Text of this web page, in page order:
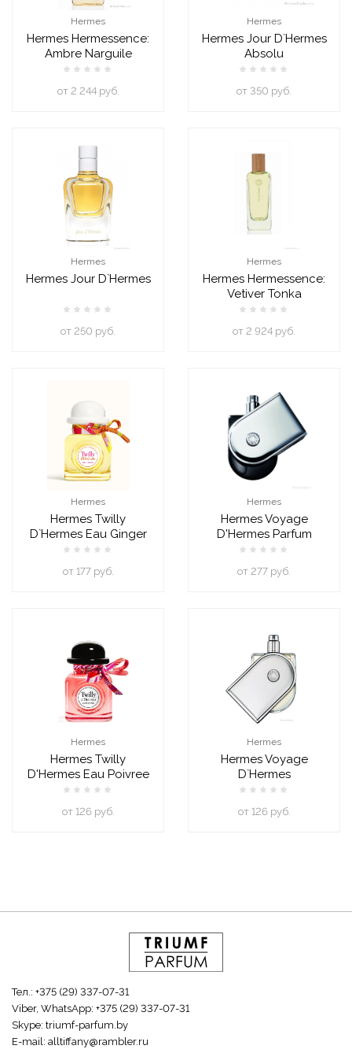
Hermes
Hermes Hermessence:
Ambre Narguile
oт 2 244 руб.
Hermes
Hermes Jour D`Hermes
Absolu
oт 350 руб.
Hermes
Hermes Jour D`Hermes
oт 250 руб.
Hermes
Hermes Hermessence:
Vetiver Tonka
oт 2 924 руб.
Hermes
Hermes Twilly
D`Hermes Eau Ginger
oт 177 руб.
Hermes
Hermes Voyage
D'Hermes Parfum
oт 277 руб.
Hermes
Hermes Twilly
D'Hermes Eau Poivree
oт 126 руб.
Hermes
Hermes Voyage
D`Hermes
oт 126 руб.
Тел.: +375 (29) 337-07-31
Viber, WhatsApp: +375 (29) 337-07-31
Skype: triumf-parfum.by
E-mail: alltiffany@rambler.ru